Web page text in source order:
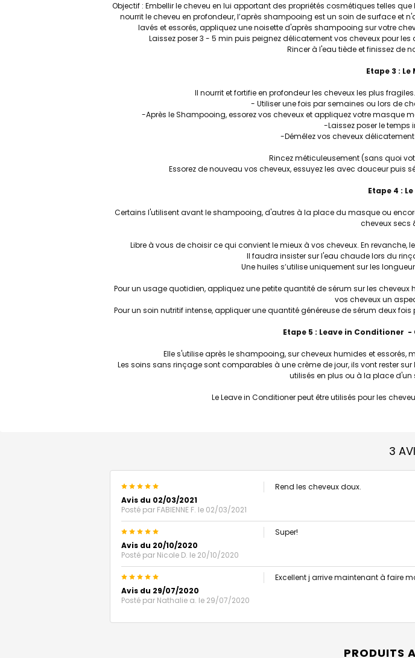
Objectif : Embellir le cheveu en lui apportant des propriétés cosmétiques telles
nourrit le cheveu en profondeur, l’après shampooing est un soin de surface et
lavés et essorés, appliquez une noisette d'après shampooing sur votre
Laissez poser 3 - 5 min puis peignez délicatement vos cheveux pour
Rincer à l'eau tiède et finissez de
Etape 3 : Le
Il nourrit et fortifie en profondeur les cheveux les plus
- Utiliser une fois par semaines ou lors de
-Après le Shampooing, essorez vos cheveux et appliquez votre masque
-Laissez poser le temps
-Démêlez vos cheveux
Rincez méticuleusement (sans quoi
Essorez de nouveau vos cheveux, essuyez les avec douceur
Etape 4 :
Certains l'utilisent avant le shampooing, d'autres à la place du masque ou
cheveux secs
Libre à vous de choisir ce qui convient le mieux à vos cheveux. En
Il faudra insister sur l'eau chaude lors du
Une huiles s’utilise uniquement sur les
Pour un usage quotidien, appliquez une petite quantité de sérum sur les
vos cheveux un
Pour un soin nutritif intense, appliquer une quantité généreuse de sérum deux
Etape 5 : Leave in Conditioner
Elle s'utilise après le shampooing, sur cheveux humides et
Les soins sans rinçage sont comparables à une crème de jour, ils vont rester
utilisés en plus ou à la place
Le Leave in Conditioner peut être utilisés pour les
3
5
Avis du 02/03/2021
Posté par FABIENNE F. le 02/03/2021
Rend les cheveux doux.
5
Avis du 20/10/2020
Posté par Nicole D. le 20/10/2020
Super!
5
Avis du 29/07/2020
Posté par Nathalie a. le 29/07/2020
Excellent j arrive maintenant à faire
PRODUITS